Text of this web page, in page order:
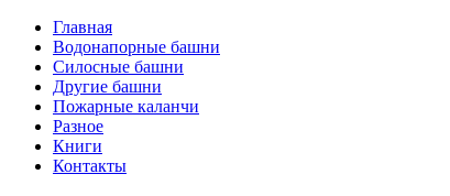
Главная
Водонапорные башни
Силосные башни
Другие башни
Пожарные каланчи
Разное
Книги
Контакты